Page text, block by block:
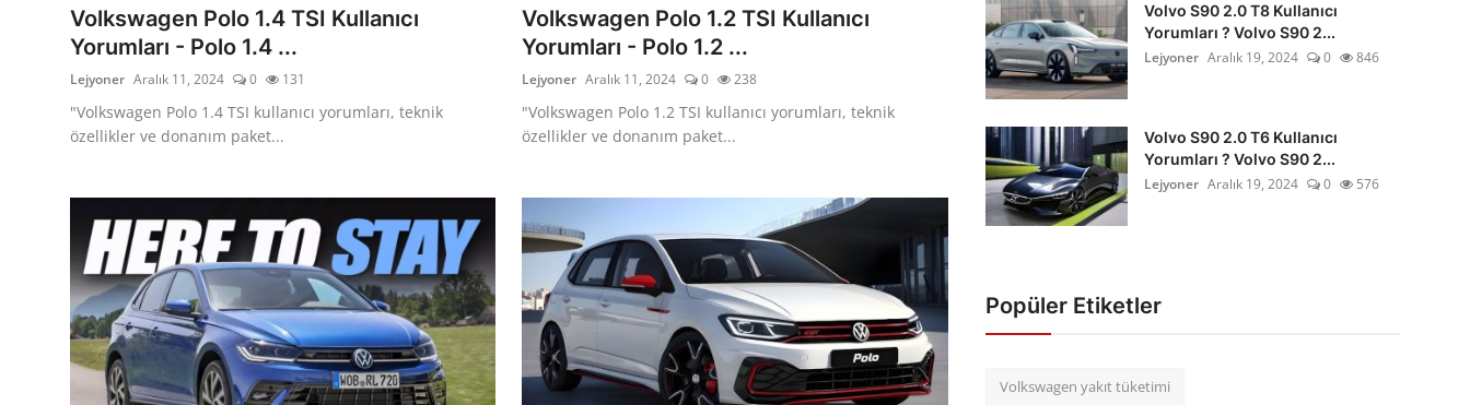
Volkswagen Polo 1.4 TSI Kullanıcı
Yorumları - Polo 1.4 ...
Lejyoner Aralık 11, 2024 0 131
"Volkswagen Polo 1.4 TSI kullanıcı yorumları, teknik
özellikler ve donanım paket...
Volkswagen Polo 1.2 TSI Kullanıcı
Yorumları - Polo 1.2 ...
Lejyoner Aralık 11, 2024 0 238
"Volkswagen Polo 1.2 TSI kullanıcı yorumları, teknik
özellikler ve donanım paket...
Volvo S90 2.0 T8 Kullanıcı
Yorumları ? Volvo S90 2...
Lejyoner Aralık 19, 2024 0 846
Volvo S90 2.0 T6 Kullanıcı
Yorumları ? Volvo S90 2...
Lejyoner Aralık 19, 2024 0 576
Popüler Etiketler
Volkswagen yakıt tüketimi